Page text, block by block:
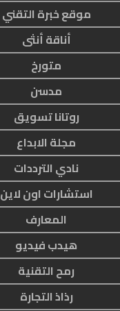
موقع خبرة التقني
أناقة أنثى
متورخ
مدسن
روتانا تسويق
مجلة الابداع
نادي الترددات
استشارات اون لاين
المعارف
هيدب فيديو
رمح التقنية
رذاذ التجارة